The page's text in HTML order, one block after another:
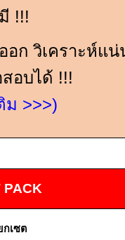
!!!
ก วิเคราะห์แน่
อบได้ !!!
ม >>>)
PACK
กเซต